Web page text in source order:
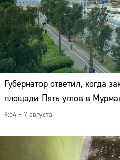
Губернатор ответил, когда
площади Пять углов в
9:54 – 7 августа